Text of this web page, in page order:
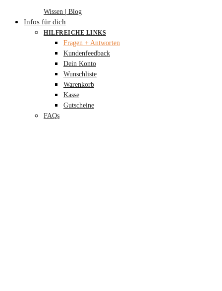
Wissen | Blog
Infos für dich
HILFREICHE LINKS
Fragen + Antworten
Kundenfeedback
Dein Konto
Wunschliste
Warenkorb
Kasse
Gutscheine
FAQs